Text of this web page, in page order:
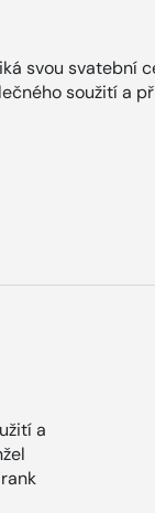
svou svatební
soužití a
a